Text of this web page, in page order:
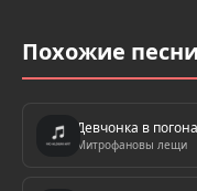
Похожие песни
Девчонка в
Митрофановы лещи